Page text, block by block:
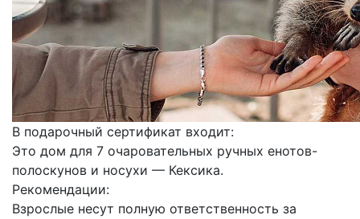
В подарочный сертификат входит:
Это дом для 7 очаровательных ручных енотов-
полоскунов и носухи — Кексика.
Рекомендации:
Взрослые несут полную ответственность за